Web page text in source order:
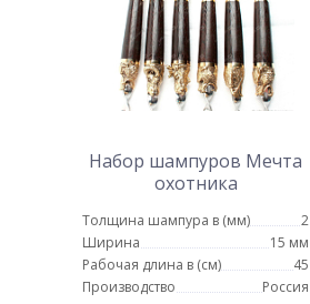
Набор шампуров Мечта
охотника
Толщина шампура в (мм)
2
Ширина
15 мм
Рабочая длина в (см)
45
Производство
Россия